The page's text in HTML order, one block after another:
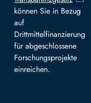
können Sie in Bezug
auf
Drittmittelfinanzierung
für abgeschlossene
Forschungsprojekte
einreichen.